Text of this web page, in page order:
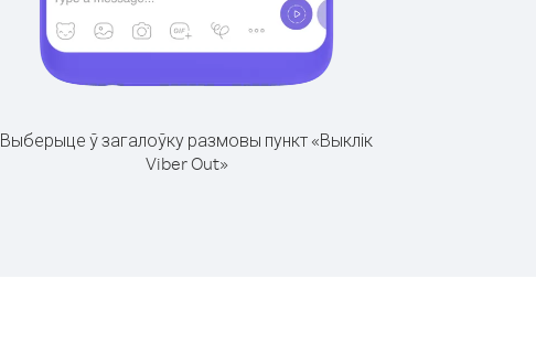
Выберыце ў загалоўку размовы пункт «Выклік
Viber Out»